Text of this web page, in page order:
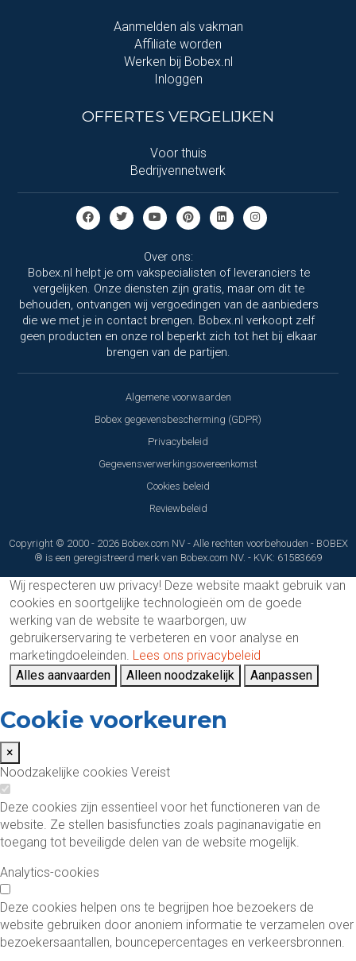
Aanmelden als vakman
Affiliate worden
Werken bij Bobex.nl
Inloggen
OFFERTES VERGELIJKEN
Voor thuis
Bedrijvennetwerk
Over ons:
Bobex.nl helpt je om vakspecialisten of leveranciers te
vergelijken. Onze diensten zijn gratis, maar om dit te
behouden, ontvangen wij vergoedingen van de aanbieders
die we met je in contact brengen. Bobex.nl verkoopt zelf
geen producten en onze rol beperkt zich tot het bij elkaar
brengen van de partijen.
Algemene voorwaarden
Bobex gegevensbescherming (GDPR)
Privacybeleid
Gegevensverwerkingsovereenkomst
Cookies beleid
Reviewbeleid
Copyright © 2000 - 2026 Bobex.com NV - Alle rechten voorbehouden - BOBEX
® is een geregistreerd merk van Bobex.com NV. - KVK: 61583669
Wij respecteren uw privacy! Deze website maakt gebruik van
cookies en soortgelijke technologieën om de goede
werking van de website te waarborgen, uw
gebruikerservaring te verbeteren en voor analyse en
marketingdoeleinden. Lees ons privacybeleid
Alles aanvaarden
Alleen noodzakelijk Aanpassen
Cookie voorkeuren
×
Noodzakelijke cookies Vereist
Deze cookies zijn essentieel voor het functioneren van de
website. Ze stellen basisfuncties zoals paginanavigatie en
toegang tot beveiligde delen van de website mogelijk.
Analytics-cookies
Deze cookies helpen ons te begrijpen hoe bezoekers de
website gebruiken door anoniem informatie te verzamelen over
bezoekersaantallen, bouncepercentages en verkeersbronnen.